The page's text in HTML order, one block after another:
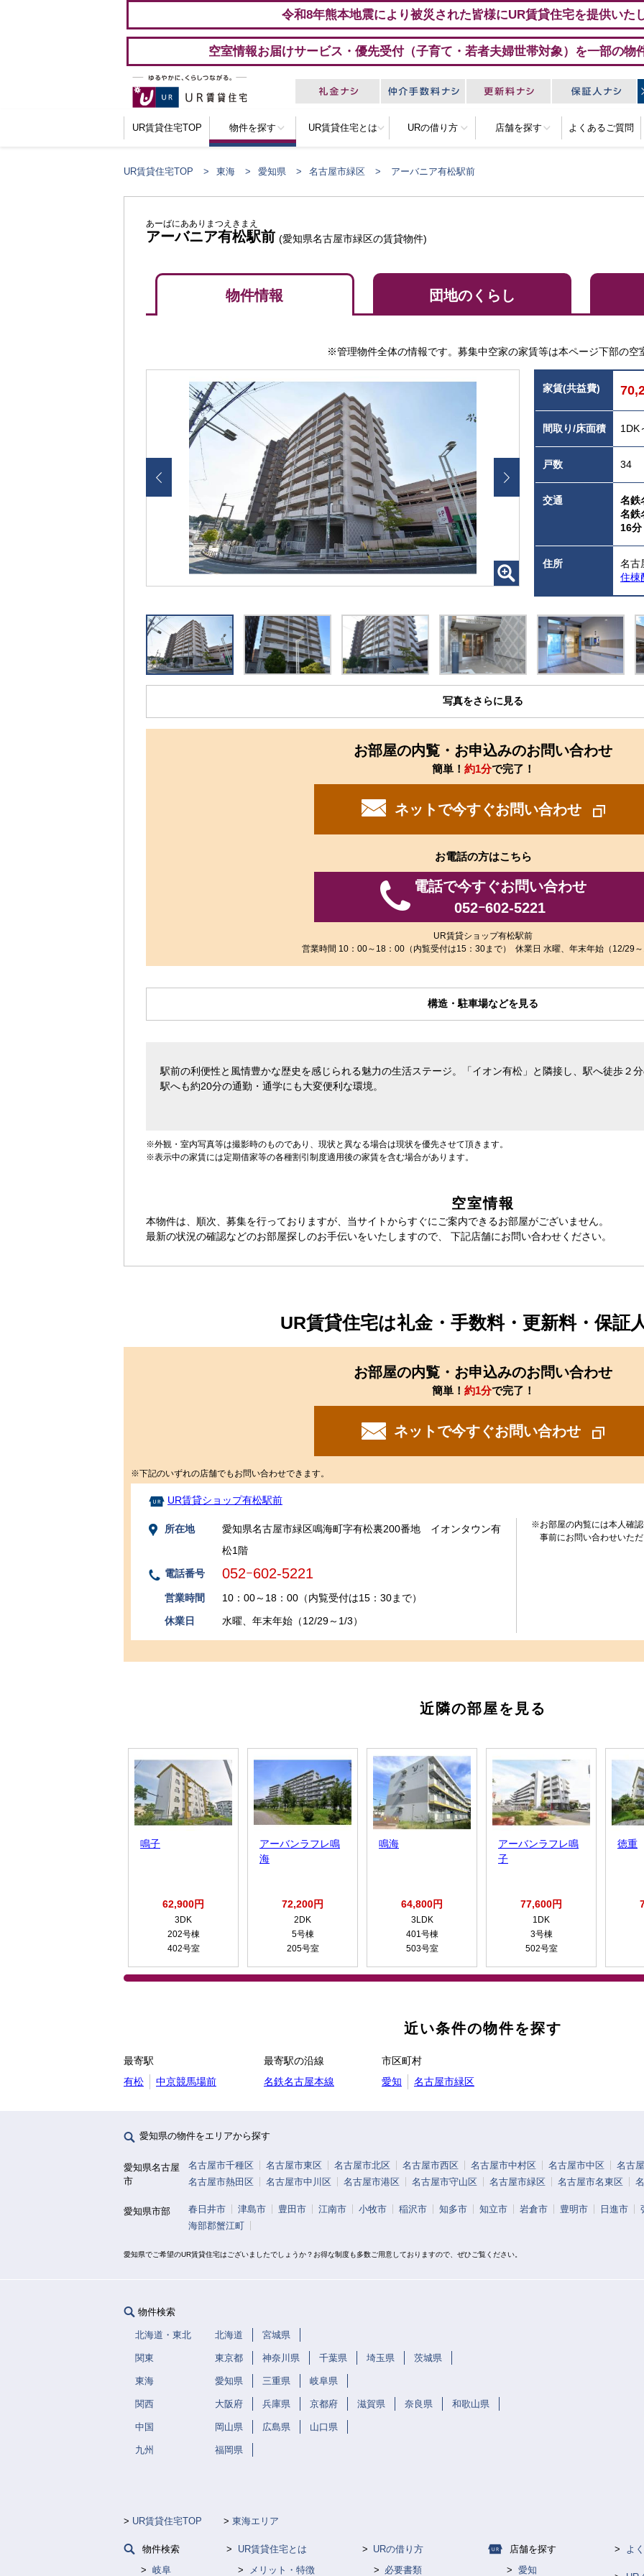
令和8年熊本地震により被災された皆様にUR賃貸住宅を提供いた
空室情報お届けサービス・優先受付（子育て・若者夫婦世帯対象）を一部の物
UR賃貸住宅TOP 物件を探す UR賃貸住宅とは URの借り方 店舗を探す よくあるご質問
UR賃貸住宅TOP 東海 愛知県 名古屋市緑区 アーバニア有松駅前
アーバニア有松駅前
あーばにあありまつえきまえ
(愛知県名古屋市緑区の賃貸物件)
物件情報 団地のくらし
※管理物件全体の情報です。募集中空家の家賃等は本ページ下部の空
を
ク
リ
ッ
ク
る
と、
家賃(共益費)
間取り/床面積 1DK
戸数 34
交通
名鉄
名鉄
16分
住所
名古
住棟
写真をさらに見る
お部屋の内覧・お申込みのお問い合わせ
簡単！ 約1分で完了！
ネットで今すぐお問い合わせ
お電話の方はこちら
電話で今すぐお問い合わせ
052ｰ602-5221
UR賃貸ショップ有松駅前
営業時間 10：00～18：00（内覧受付は15：30まで） 休業日 水曜、年末年始（12/29
構造・駐車場などを見る
駅前の利便性と風情豊かな歴史を感じられる魅力の生活ステージ。「イオン有松」と隣接し、駅へ徒歩２
駅へも約20分の通勤・通学にも大変便利な環境。
※外観・室内写真等は撮影時のものであり、現状と異なる場合は現状を優先させて頂きます。
※表示中の家賃には定期借家等の各種割引制度適用後の家賃を含む場合があります。
空室情報
本物件は、順次、募集を行っておりますが、当サイトからすぐにご案内できるお部屋がございません。
最新の状況の確認などのお部屋探しのお手伝いをいたしますので、 下記店舗にお問い合わせください。
UR賃貸住宅は礼金・手数料・更新料・保証
お部屋の内覧・お申込みのお問い合わせ
簡単！ 約1分で完了！
ネットで今すぐお問い合わせ
※下記のいずれの店舗でもお問い合わせできます。
UR賃貸ショップ有松駅前
所在地
愛知県名古屋市緑区鳴海町字有松裏200番地 イオンタウン有
松1階
電話番号
052ｰ602-5221
営業時間
10：00～18：00（内覧受付は15：30まで）
休業日
水曜、年末年始（12/29～1/3）
※お部屋の内覧には本人確
事前にお問い合わせいた
近隣の部屋を見る
鳴子
62,900円
3DK
202号棟
402号室
アーバンラフレ鳴
海
72,200円
2DK
5号棟
205号室
鳴海
64,800円
3LDK
401号棟
503号室
アーバンラフレ鳴
子
77,600円
1DK
3号棟
502号室
徳重
近い条件の物件を探す
最寄駅
有松
中京競馬場前
最寄駅の沿線
名鉄名古屋本線
市区町村
愛知
名古屋市緑区
愛知県の物件をエリアから探す
愛知県名古屋
市
名古屋市千種区 名古屋市東区 名古屋市北区 名古屋市西区 名古屋市中村区 名古屋市中区
名古
名古屋市熱田区
名古屋市中川区 名古屋市港区 名古屋市守山区 名古屋市緑区 名古屋市名東区
愛知県市部 春日井市 津島市 豊田市 江南市 小牧市 稲沢市 知多市 知立市 岩倉市 豊明市 日進市
海部郡蟹江町
愛知県でご希望のUR賃貸住宅はございましたでしょうか？お得な制度も多数ご用意しておりますので、ぜひご覧ください。
物件検索
北海道・東北 北海道 宮城県
関東 東京都 神奈川県 千葉県 埼玉県 茨城県
東海 愛知県 三重県 岐阜県
関西 大阪府 兵庫県 京都府 滋賀県 奈良県 和歌山県
中国 岡山県 広島県 山口県
九州 福岡県
UR賃貸住宅TOP 東海エリア
物件検索
岐阜
UR賃貸住宅とは
メリット・特徴
URの借り方
必要書類
店舗を探す
愛知
よ